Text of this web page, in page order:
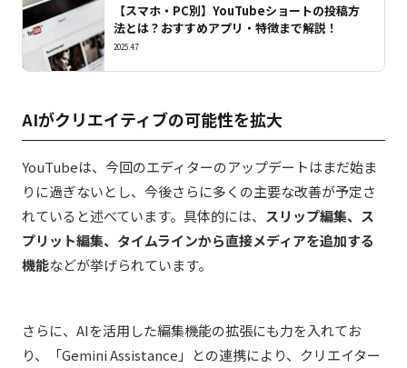
【スマホ・PC別】YouTubeショートの投稿方
法とは？おすすめアプリ・特徴まで解説！
2025.4.7
AIがクリエイティブの可能性を拡大
YouTubeは、今回のエディターのアップデートはまだ始ま
りに過ぎないとし、今後さらに多くの主要な改善が予定さ
れていると述べています。具体的には、 スリップ編集、ス
プリット編集、タイムラインから直接メディアを追加する
機能などが挙げられています。
さらに、AIを活用した編集機能の拡張にも力を入れてお
り、「Gemini Assistance」との連携により、クリエイター